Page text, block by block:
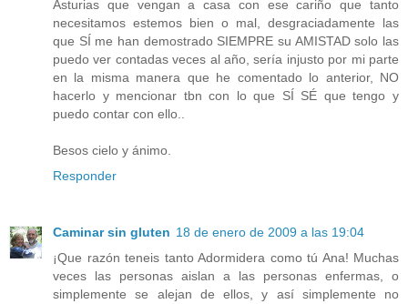
Asturias que vengan a casa con ese cariño que tanto
necesitamos estemos bien o mal, desgraciadamente las
que SÍ me han demostrado SIEMPRE su AMISTAD solo las
puedo ver contadas veces al año, sería injusto por mi parte
en la misma manera que he comentado lo anterior, NO
hacerlo y mencionar tbn con lo que SÍ SÉ que tengo y
puedo contar con ello..
Besos cielo y ánimo.
Responder
Caminar sin gluten 18 de enero de 2009 a las 19:04
¡Que razón teneis tanto Adormidera como tú Ana! Muchas
veces las personas aislan a las personas enfermas, o
simplemente se alejan de ellos, y así simplemente no